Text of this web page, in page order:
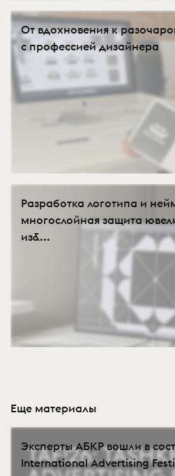
От вдохновения к
с профессией дизайнера
Разработка логотипа и
многослойная защита
из&...
Еще материалы
Эксперты АБКР вошли в
International Advertising